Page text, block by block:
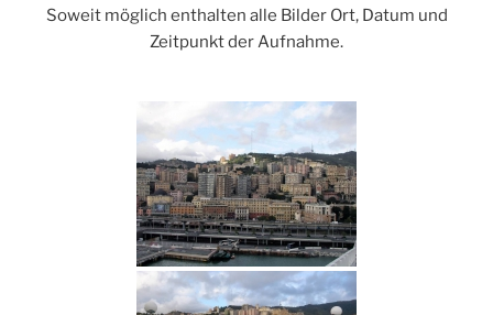
Soweit möglich enthalten alle Bilder Ort, Datum und
Zeitpunkt der Aufnahme.